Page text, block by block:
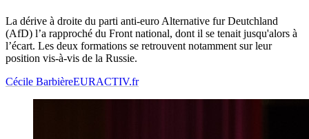
La dérive à droite du parti anti-euro Alternative fur Deutchland
(AfD) l’a rapproché du Front national, dont il se tenait jusqu'alors à
l’écart. Les deux formations se retrouvent notamment sur leur
position vis-à-vis de la Russie.
Cécile BarbièreEURACTIV.fr